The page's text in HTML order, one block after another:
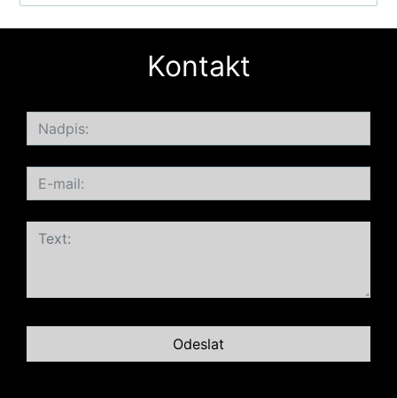
Kontakt